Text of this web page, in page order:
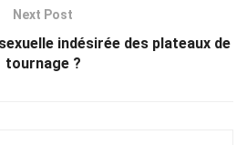
Next Post
indésirée des plateaux de
tournage ?